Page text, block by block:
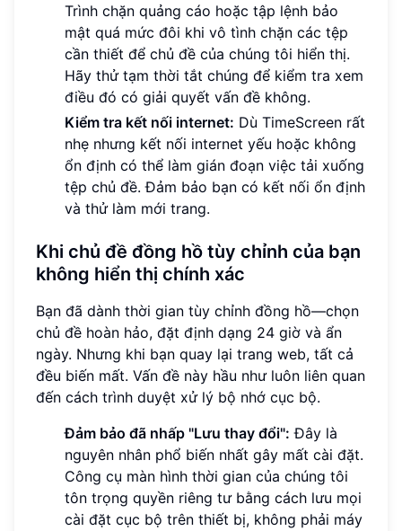
Trình chặn quảng cáo hoặc tập lệnh bảo
mật quá mức đôi khi vô tình chặn các tệp
cần thiết để chủ đề của chúng tôi hiển thị.
Hãy thử tạm thời tắt chúng để kiểm tra xem
điều đó có giải quyết vấn đề không.
Kiểm tra kết nối internet: Dù TimeScreen rất
nhẹ nhưng kết nối internet yếu hoặc không
ổn định có thể làm gián đoạn việc tải xuống
tệp chủ đề. Đảm bảo bạn có kết nối ổn định
và thử làm mới trang.
Khi chủ đề đồng hồ tùy chỉnh của bạn
không hiển thị chính xác
Bạn đã dành thời gian tùy chỉnh đồng hồ—chọn
chủ đề hoàn hảo, đặt định dạng 24 giờ và ẩn
ngày. Nhưng khi bạn quay lại trang web, tất cả
đều biến mất. Vấn đề này hầu như luôn liên quan
đến cách trình duyệt xử lý bộ nhớ cục bộ.
Đảm bảo đã nhấp "Lưu thay đổi": Đây là
nguyên nhân phổ biến nhất gây mất cài đặt.
Công cụ màn hình thời gian của chúng tôi
tôn trọng quyền riêng tư bằng cách lưu mọi
cài đặt cục bộ trên thiết bị, không phải máy